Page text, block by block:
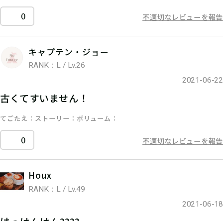
0 不適切なレビューを報告
キャプテン・ジョー
RANK：L / Lv.26
2021-06-22
古くてすいません！
てごたえ ストーリー ボリューム
0 不適切なレビューを報告
Houx
RANK：L / Lv.49
2021-06-18